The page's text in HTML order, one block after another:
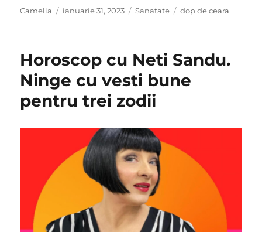
Author
Camelia
Posted
ianuarie 31, 2023 Categories
Sanatate Tags
dop de ceara
Horoscop cu Neti Sandu.
Ninge cu vesti bune
pentru trei zodii